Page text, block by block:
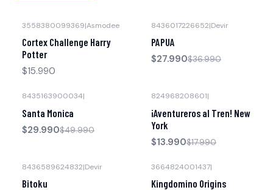
3558380099369|Asmodee
Cortex Challenge Harry
Potter
$15.990
8436017226652|Devir
PAPUA
$27.990$36.990
8435163900034|
Santa Monica
$29.990$49.990
824968208601|
¡Aventureros al Tren! New
York
$13.990$17.990
8436589624832|Devir
Bitoku
3664824001437|
Kingdomino Origins